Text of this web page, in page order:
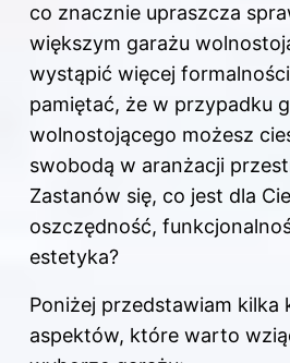
co znacznie upraszcza
większym garażu
wystąpić więcej
pamiętać, że w przypadku
wolnostojącego możesz
swobodą w aranżacji
Zastanów się, co jest dla
oszczędność,
estetyka?
Poniżej przedstawiam kilka
aspektów, które warto